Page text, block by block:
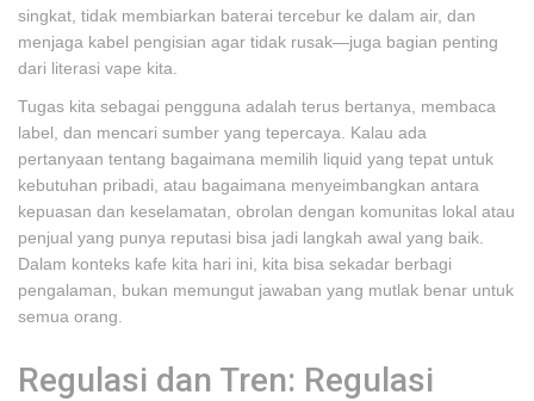
singkat, tidak membiarkan baterai tercebur ke dalam air, dan
menjaga kabel pengisian agar tidak rusak—juga bagian penting
dari literasi vape kita.
Tugas kita sebagai pengguna adalah terus bertanya, membaca
label, dan mencari sumber yang tepercaya. Kalau ada
pertanyaan tentang bagaimana memilih liquid yang tepat untuk
kebutuhan pribadi, atau bagaimana menyeimbangkan antara
kepuasan dan keselamatan, obrolan dengan komunitas lokal atau
penjual yang punya reputasi bisa jadi langkah awal yang baik.
Dalam konteks kafe kita hari ini, kita bisa sekadar berbagi
pengalaman, bukan memungut jawaban yang mutlak benar untuk
semua orang.
Regulasi dan Tren: Regulasi